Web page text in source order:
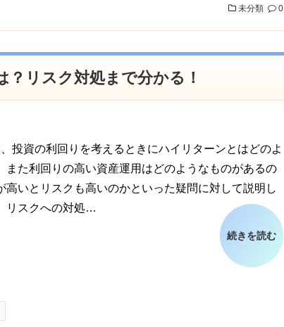
未分類 0
リスク対処まで分かる！
投資の利回りを考えるときにハイリターンとはどのよ
また利回りの高い資産運用はどのようなものがあるの
高いとリスクも高いのかといった疑問に対して説明し
リスクへの対処…
続きを読む